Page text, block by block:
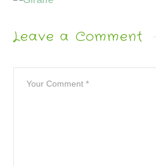
Leave a Comment